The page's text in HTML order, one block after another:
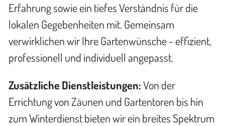
Erfahrung sowie ein tiefes Verständnis für die
lokalen Gegebenheiten mit. Gemeinsam
verwirklichen wir Ihre Gartenwünsche - effizient,
professionell und individuell angepasst.
Zusätzliche Dienstleistungen:Von der
Errichtung von Zäunen und Gartentoren bis hin
zum Winterdienst bieten wir ein breites Spektrum